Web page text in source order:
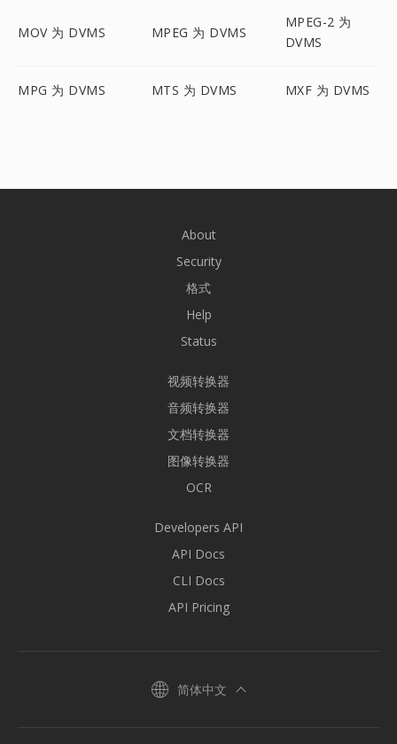
MOV 为 DVMS MPEG 为 DVMS
MPEG-2 为
DVMS
MPG 为 DVMS MTS 为 DVMS MXF 为 DVMS
About
Security
格式
Help
Status
视频转换器
音频转换器
文档转换器
图像转换器
OCR
Developers API
API Docs
CLI Docs
API Pricing
简体中文